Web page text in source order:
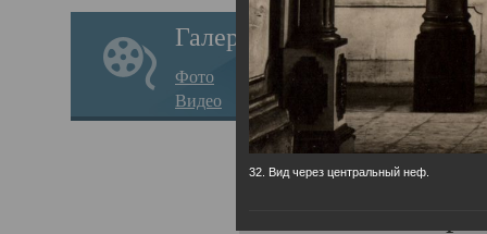
Галерея
Фото
Видео
32. Вид через центральный неф.